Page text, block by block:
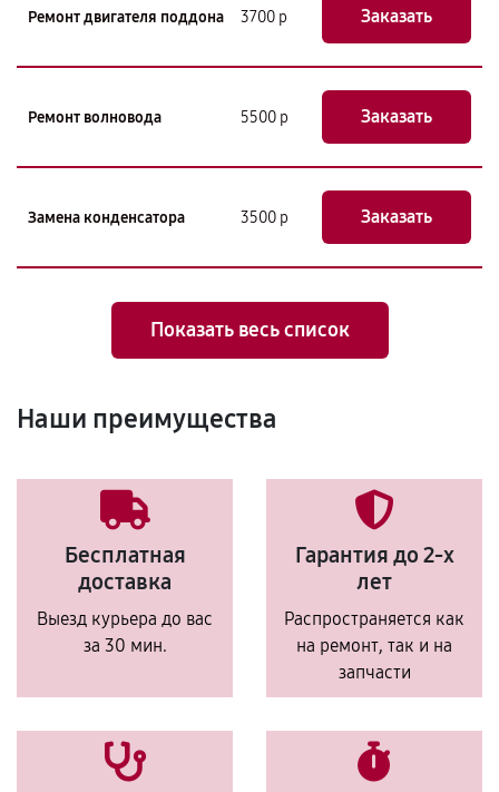
Ремонт двигателя поддона 3700 р Заказать
Ремонт волновода 5500 р Заказать
Замена конденсатора 3500 р Заказать
Показать весь список
Наши преимущества
Бесплатная
доставка
Выезд курьера до вас
за 30 мин.
Гарантия до 2-х
лет
Распространяется как
на ремонт, так и на
запчасти